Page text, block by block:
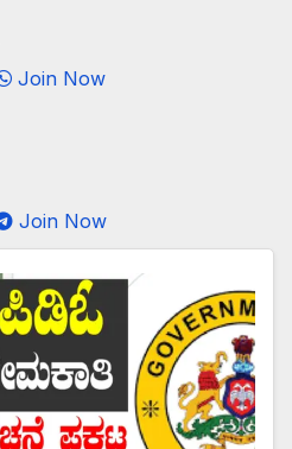
Join Now
Join Now